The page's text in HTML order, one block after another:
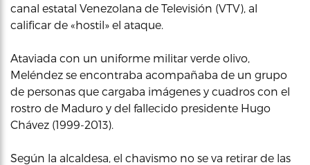
canal estatal Venezolana de Televisión (VTV), al
calificar de «hostil» el ataque.
Ataviada con un uniforme militar verde olivo,
Meléndez se encontraba acompañaba de un grupo
de personas que cargaba imágenes y cuadros con el
rostro de Maduro y del fallecido presidente Hugo
Chávez (1999-2013).
Según la alcaldesa, el chavismo no se va retirar de las